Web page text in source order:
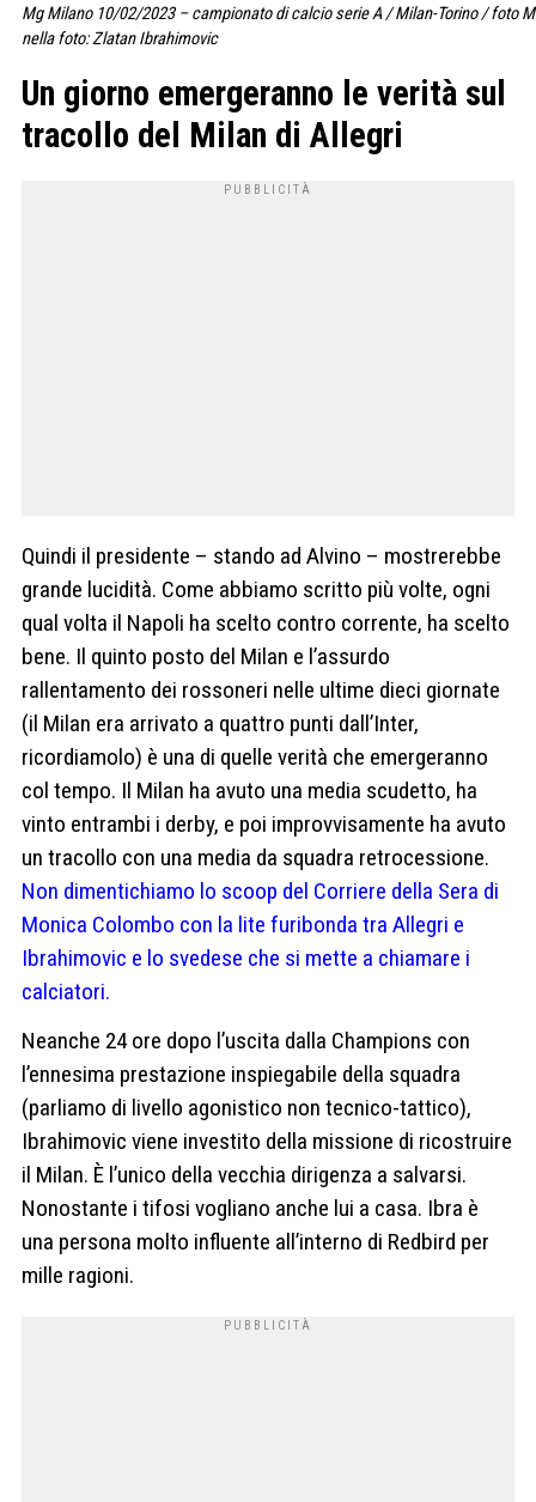
Mg Milano 10/02/2023 – campionato di calcio serie A / Milan-Torino / foto
nella foto: Zlatan Ibrahimovic
Un giorno emergeranno le verità sul
tracollo del Milan di Allegri
Quindi il presidente – stando ad Alvino – mostrerebbe
grande lucidità. Come abbiamo scritto più volte, ogni
qual volta il Napoli ha scelto contro corrente, ha scelto
bene. Il quinto posto del Milan e l’assurdo
rallentamento dei rossoneri nelle ultime dieci giornate
(il Milan era arrivato a quattro punti dall’Inter,
ricordiamolo) è una di quelle verità che emergeranno
col tempo. Il Milan ha avuto una media scudetto, ha
vinto entrambi i derby, e poi improvvisamente ha avuto
un tracollo con una media da squadra retrocessione.
Non dimentichiamo lo scoop del Corriere della Sera di
Monica Colombo con la lite furibonda tra Allegri e
Ibrahimovic e lo svedese che si mette a chiamare i
calciatori.
Neanche 24 ore dopo l’uscita dalla Champions con
l’ennesima prestazione inspiegabile della squadra
(parliamo di livello agonistico non tecnico-tattico),
Ibrahimovic viene investito della missione di ricostruire
il Milan. È l’unico della vecchia dirigenza a salvarsi.
Nonostante i tifosi vogliano anche lui a casa. Ibra è
una persona molto influente all’interno di Redbird per
mille ragioni.